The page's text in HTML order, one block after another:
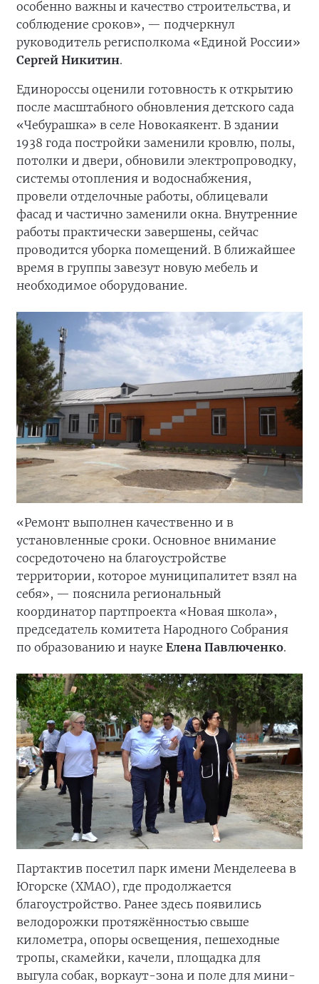
особенно важны и качество строительства, и
соблюдение сроков», — подчеркнул
руководитель регисполкома «Единой России»
Сергей Никитин.
Единороссы оценили готовность к открытию
после масштабного обновления детского сада
«Чебурашка» в селе Новокаякент. В здании
1938 года постройки заменили кровлю, полы,
потолки и двери, обновили электропроводку,
системы отопления и водоснабжения,
провели отделочные работы, облицевали
фасад и частично заменили окна. Внутренние
работы практически завершены, сейчас
проводится уборка помещений. В ближайшее
время в группы завезут новую мебель и
необходимое оборудование.
«Ремонт выполнен качественно и в
установленные сроки. Основное внимание
сосредоточено на благоустройстве
территории, которое муниципалитет взял на
себя», — пояснила региональный
координатор партпроекта «Новая школа»,
председатель комитета Народного Собрания
по образованию и науке Елена Павлюченко.
Партактив посетил парк имени Менделеева в
Югорске (ХМАО), где продолжается
благоустройство. Ранее здесь появились
велодорожки протяжённостью свыше
километра, опоры освещения, пешеходные
тропы, скамейки, качели, площадка для
выгула собак, воркаут-зона и поле для мини-